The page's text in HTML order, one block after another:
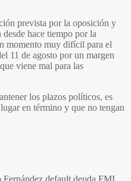
prevista por la oposición y
hace tiempo por la
momento muy difícil para el
11 de agosto por un margen
viene mal para las
los plazos políticos, es
en término y que no tengan
Fernández default deuda FMI